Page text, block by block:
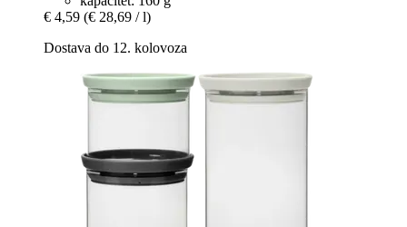
€ 4,59 (€ 28,69 / l)
Dostava do 12. kolovoza